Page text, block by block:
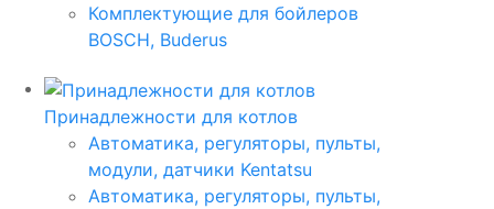
Комплектующие для бойлеров
BOSCH, Buderus
Принадлежности для котлов
Автоматика, регуляторы, пульты,
модули, датчики Kentatsu
Автоматика, регуляторы, пульты,